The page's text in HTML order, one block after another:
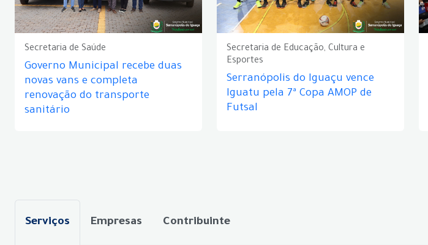
Secretaria de Saúde
Governo Municipal recebe duas
novas vans e completa
renovação do transporte
sanitário
Secretaria de Educação, Cultura e
Esportes
Serranópolis do Iguaçu vence
Iguatu pela 7ª Copa AMOP de
Futsal
Serviços Empresas Contribuinte